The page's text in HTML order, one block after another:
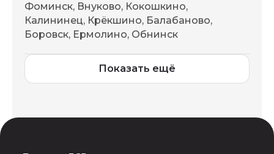
Фоминск, Внуково, Кокошкино,
Калининец, Крёкшино, Балабаново,
Боровск, Ермолино, Обнинск
Показать ещё